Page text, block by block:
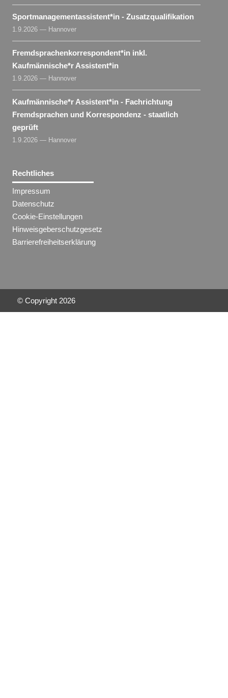
Sportmanagementassistent​*in - Zusatzqualifikation
1.9.2026 — Hannover
Fremdsprachenkorrespondent​*in inkl.
Kaufmännische*r Assistent​*in
1.9.2026 — Hannover
Kaufmännische*r Assistent​*in - Fachrichtung
Fremdsprachen und Korrespondenz - staatlich
geprüft
1.9.2026 — Hannover
Rechtliches
Impressum
Datenschutz
Cookie-Einstellungen
Hinweisgeberschutzgesetz
Barrierefreiheitserklärung
© Copyright 2026